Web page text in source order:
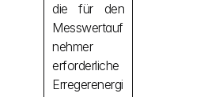
die für den
Messwertauf
nehmer
erforderliche
Erregerenergi